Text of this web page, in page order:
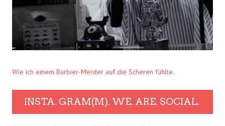
Wie ich einem Barbier-Meister auf die Scheren fühlte.
INSTA. GRAM(M). WE. ARE. SOCIAL.